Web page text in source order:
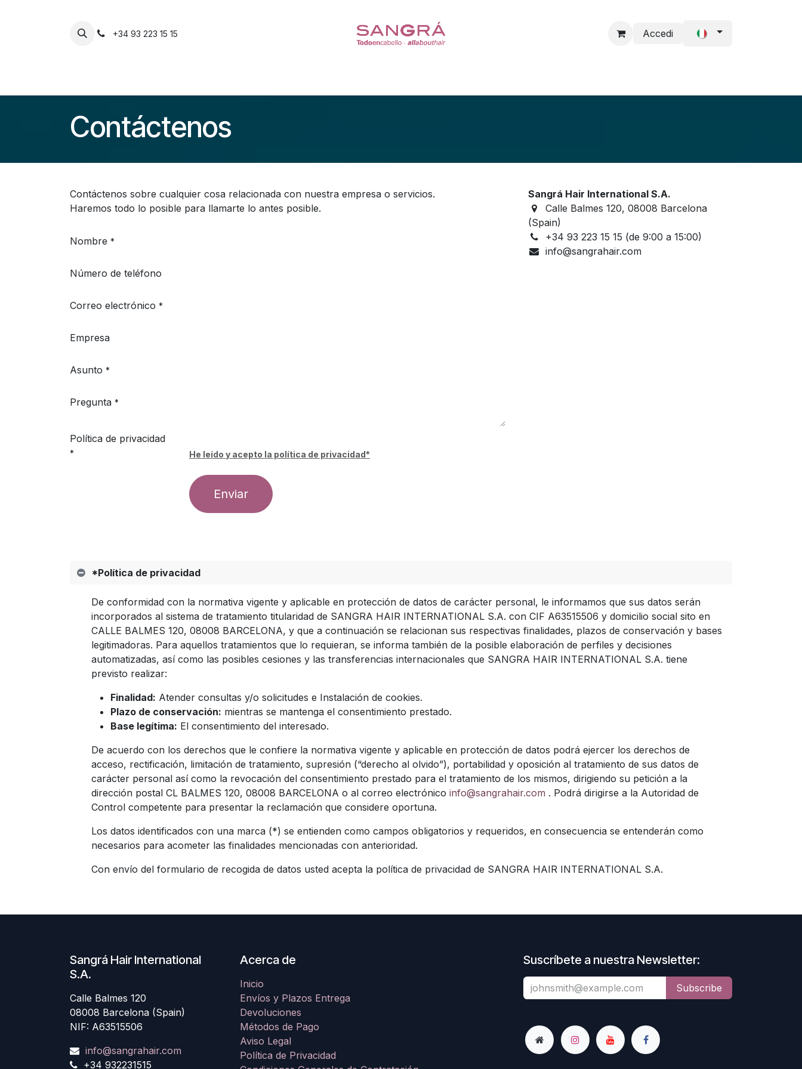
+34 93 223 15 15 Accedi
Contáctenos
Contáctenos sobre cualquier cosa relacionada con nuestra empresa o servicios.
Haremos todo lo posible para llamarte lo antes posible.
Nombre *
Número de teléfono
Correo electrónico *
Empresa
Asunto *
Pregunta *
Política de privacidad
* He leído y acepto la política de privacidad*
Enviar
Sangrá Hair International S.A.
Calle Balmes 120, 08008 Barcelona
(Spain)
+34 93 223 15 15 (de 9:00 a 15:00)
info@sangrahair.com
*Política de privacidad
De conformidad con la normativa vigente y aplicable en protección de datos de carácter personal, le informamos que sus datos serán
incorporados al sistema de tratamiento titularidad de SANGRA HAIR INTERNATIONAL S.A. con CIF A63515506 y domicilio social sito en
CALLE BALMES 120, 08008 BARCELONA, y que a continuación se relacionan sus respectivas finalidades, plazos de conservación y bases
legitimadoras. Para aquellos tratamientos que lo requieran, se informa también de la posible elaboración de perfiles y decisiones
automatizadas, así como las posibles cesiones y las transferencias internacionales que SANGRA HAIR INTERNATIONAL S.A. tiene
previsto realizar:
Finalidad: Atender consultas y/o solicitudes e Instalación de cookies.
Plazo de conservación: mientras se mantenga el consentimiento prestado.
Base legítima: El consentimiento del interesado.
De acuerdo con los derechos que le confiere la normativa vigente y aplicable en protección de datos podrá ejercer los derechos de
acceso, rectificación, limitación de tratamiento, supresión (“derecho al olvido”), portabilidad y oposición al tratamiento de sus datos de
carácter personal así como la revocación del consentimiento prestado para el tratamiento de los mismos, dirigiendo su petición a la
dirección postal CL BALMES 120, 08008 BARCELONA o al correo electrónico info@sangrahair.com . Podrá dirigirse a la Autoridad de
Control competente para presentar la reclamación que considere oportuna.
Los datos identificados con una marca (*) se entienden como campos obligatorios y requeridos, en consecuencia se entenderán como
necesarios para acometer las finalidades mencionadas con anterioridad.
Con envío del formulario de recogida de datos usted acepta la política de privacidad de SANGRA HAIR INTERNATIONAL S.A.
Sangrá Hair International
S.A.
Calle Balmes 120
08008 Barcelona (Spain)
NIF: A63515506
info@sangrahair.com
+34 932231515
Acerca de
Inicio
Envíos y Plazos Entrega
Devoluciones
Métodos de Pago
Aviso Legal
Política de Privacidad
Suscríbete a nuestra Newsletter:
Subscribe